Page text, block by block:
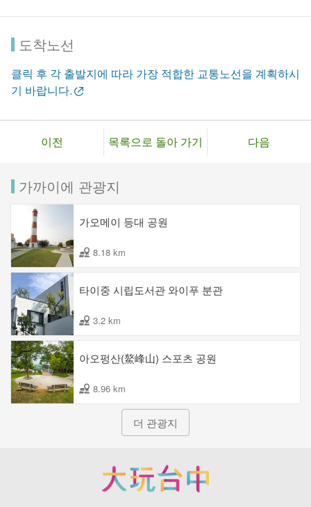
도착노선
클릭 후 각 출발지에 따라 가장 적합한 교통노선을 계획하시
기 바랍니다.
이전 목록으로 돌아 가기 다음
가까이에 관광지
가오메이 등대 공원
8.18 km
타이중 시립도서관 와이푸 분관
3.2 km
아오펑산(鰲峰山) 스포츠 공원
8.96 km
더 관광지